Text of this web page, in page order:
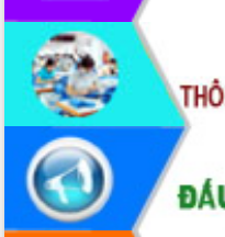
Hội nghị triển khai kết nối mạng
truyền số liệu chuyên dùng phục vụ cơ
quan Đảng, Nhà nước
Lễ phát động chuỗi hoạt động chung
tay làm sạch môi trường
Xã Ea Kar bước chuyển mình trong
công tác cải cách hành chính mô hình
mới
UBND tỉnh họp báo định kỳ tháng 4
năm 2026